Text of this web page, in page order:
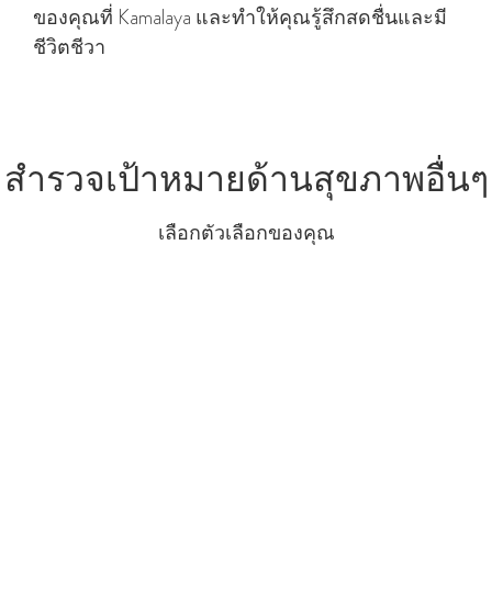
ของคุณที่ Kamalaya และทําให้คุณรู้สึกสดชื่นและมี
ชีวิตชีวา
สํารวจเป้าหมายด้านสุขภาพอื่นๆ
เลือกตัวเลือกของคุณ